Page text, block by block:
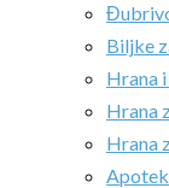
Biljke
Hrana
Hrana
Hrana